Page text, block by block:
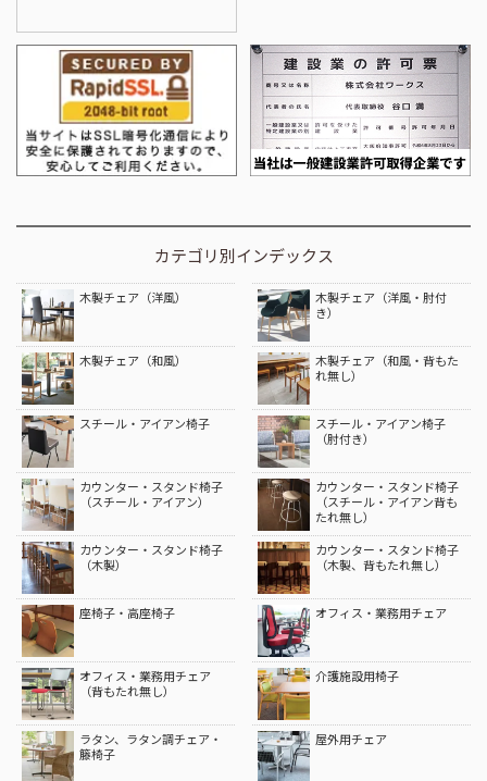
カテゴリ別インデックス
木製チェア（洋風）
木製チェア（洋風・肘付
き）
木製チェア（和風）
木製チェア（和風・背もた
れ無し）
スチール・アイアン椅子
スチール・アイアン椅子
（肘付き）
カウンター・スタンド椅子
（スチール・アイアン）
カウンター・スタンド椅子
（スチール・アイアン背も
たれ無し）
カウンター・スタンド椅子
（木製）
カウンター・スタンド椅子
（木製、背もたれ無し）
座椅子・高座椅子 オフィス・業務用チェア
オフィス・業務用チェア
（背もたれ無し）
介護施設用椅子
ラタン、ラタン調チェア・
籐椅子
屋外用チェア